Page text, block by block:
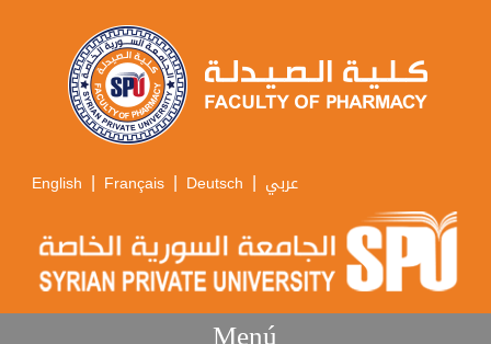
English | Français | Deutsch | عربي
Menú